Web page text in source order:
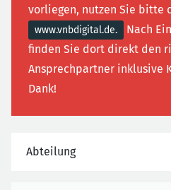
vorliegen, nutzen Sie bitte
www.vnbdigital.de.
Nach
finden Sie dort direkt den
Ansprechpartner inklusive
Dank!
Abteilung